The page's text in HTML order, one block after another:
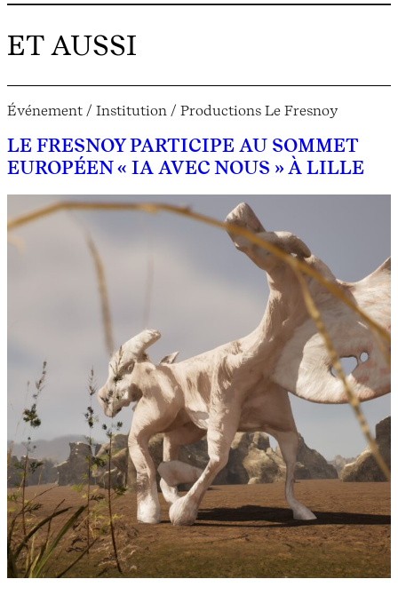
ET AUSSI
Événement / Institution / Productions Le Fresnoy
LE FRESNOY PARTICIPE AU SOMMET
EUROPÉEN « IA AVEC NOUS » À LILLE